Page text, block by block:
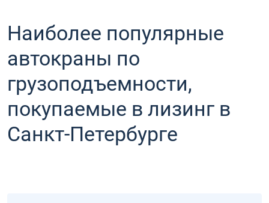
Наиболее популярные
автокраны по
грузоподъемности,
покупаемые в лизинг в
Санкт-Петербурге